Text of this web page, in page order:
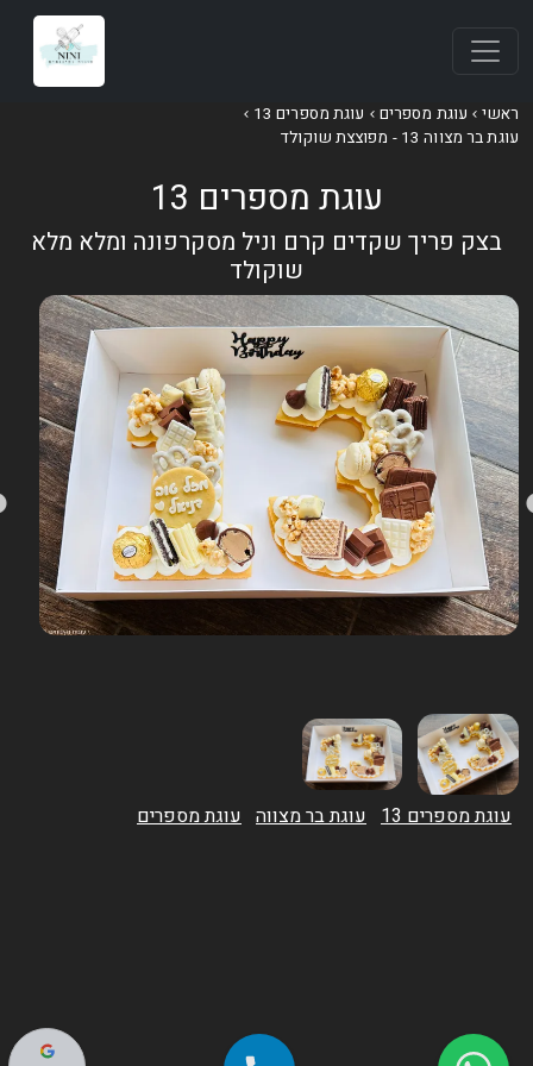
ראשי עוגת מספרים
עוגת מספרים 13
עוגת בר מצווה 13 - מפוצצת שוקולד
עוגת מספרים 13
בצק פריך שקדים קרם וניל מסקרפונה ומלא מלא
שוקולד
עוגת מספרים 13 עוגת בר מצווה עוגת מספרים